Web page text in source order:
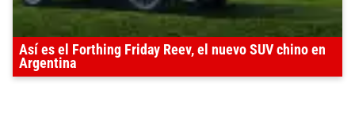
Así es el Forthing Friday Reev, el nuevo SUV chino en
Argentina